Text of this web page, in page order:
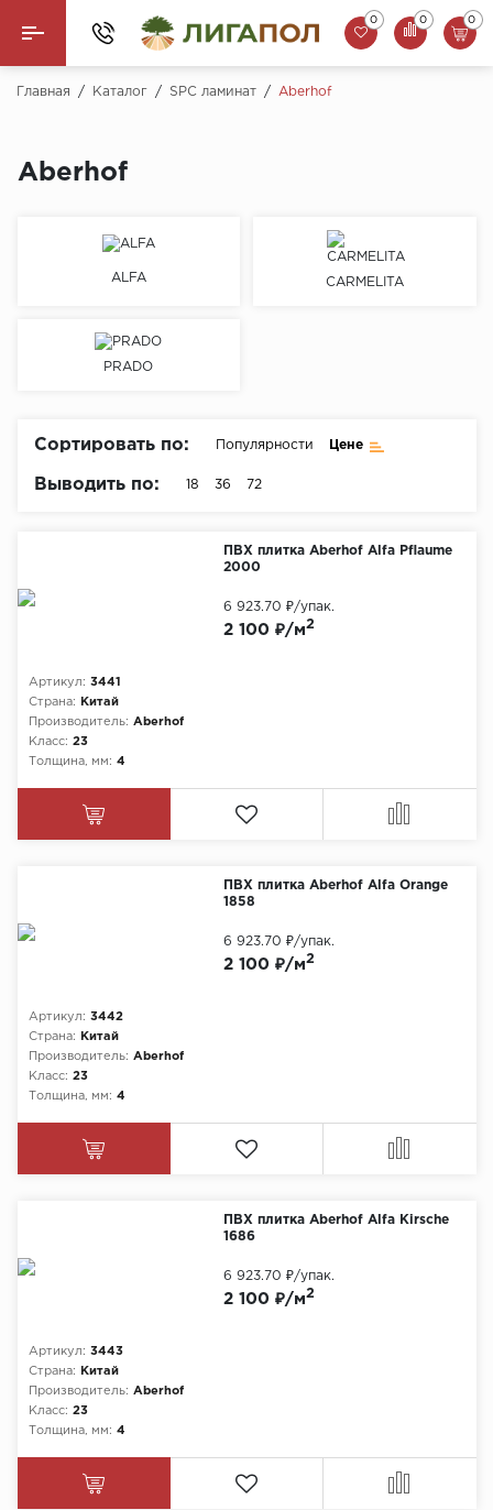
Назад
Паркетная доска
SPC Ламинат
Инженерная доска
Стеновые панели
0 0 0
Главная / Каталог / SPC ламинат / Aberhof
Aberhof
ALFA CARMELITA
PRADO
Сортировать по: Популярности Цене
Выводить по: 18 36 72
ПВХ плитка Aberhof Alfa Pflaume
2000
Артикул: 3441
Страна:
Китай
Производитель: Aberhof
Класс: 23
Толщина, мм: 4
2 100 ₽/м2
6 923.70 ₽/упак.
ПВХ плитка Aberhof Alfa Orange
1858
Артикул: 3442
Страна:
Китай
Производитель: Aberhof
Класс: 23
Толщина, мм: 4
2 100 ₽/м2
6 923.70 ₽/упак.
ПВХ плитка Aberhof Alfa Kirsche
1686
Артикул: 3443
Страна:
Китай
Производитель: Aberhof
Класс: 23
Толщина, мм: 4
2 100 ₽/м2
6 923.70 ₽/упак.